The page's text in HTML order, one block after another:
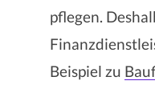
pflegen.
Beispiel zu